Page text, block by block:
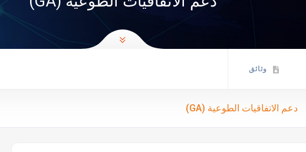
وثائق
دعم الاتفاقيات الطوعية (GA)